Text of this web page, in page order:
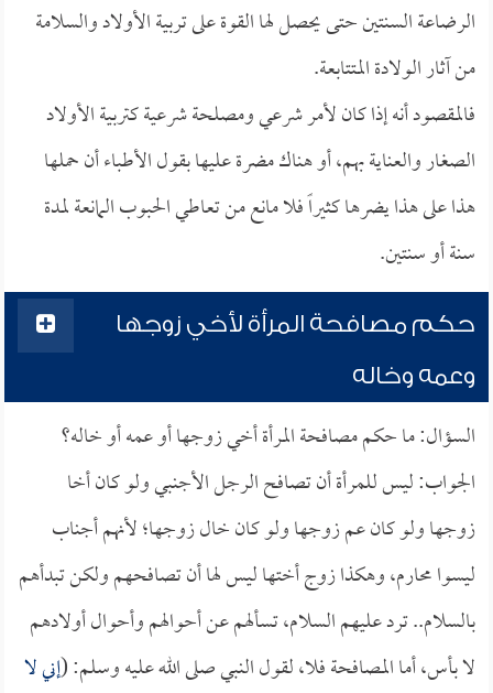
الرضاعة السنتين حتى يحصل لها القوة على تربية الأولاد والسلامة
من آثار الولادة المتتابعة.
فالمقصود أنه إذا كان لأمر شرعي ومصلحة شرعية كتربية الأولاد
الصغار والعناية بهم، أو هناك مضرة عليها بقول الأطباء أن حملها
هذا على هذا يضرها كثيراً فلا مانع من تعاطي الحبوب المانعة لمدة
سنة أو سنتين.
حكم مصافحة المرأة لأخي زوجها
وعمه وخاله
السؤال: ما حكم مصافحة المرأة أخي زوجها أو عمه أو خاله؟
الجواب: ليس للمرأة أن تصافح الرجل الأجنبي ولو كان أخا
زوجها ولو كان عم زوجها ولو كان خال زوجها؛ لأنهم أجناب
ليسوا محارم، وهكذا زوج أختها ليس لها أن تصافحهم ولكن تبدأهم
بالسلام.. ترد عليهم السلام، تسألهم عن أحوالهم وأحوال أولادهم
لا بأس، أما المصافحة فلا، لقول النبي صلى الله عليه وسلم: (إني لا